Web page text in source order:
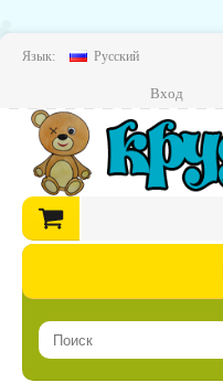
Язык: Русский
Вход